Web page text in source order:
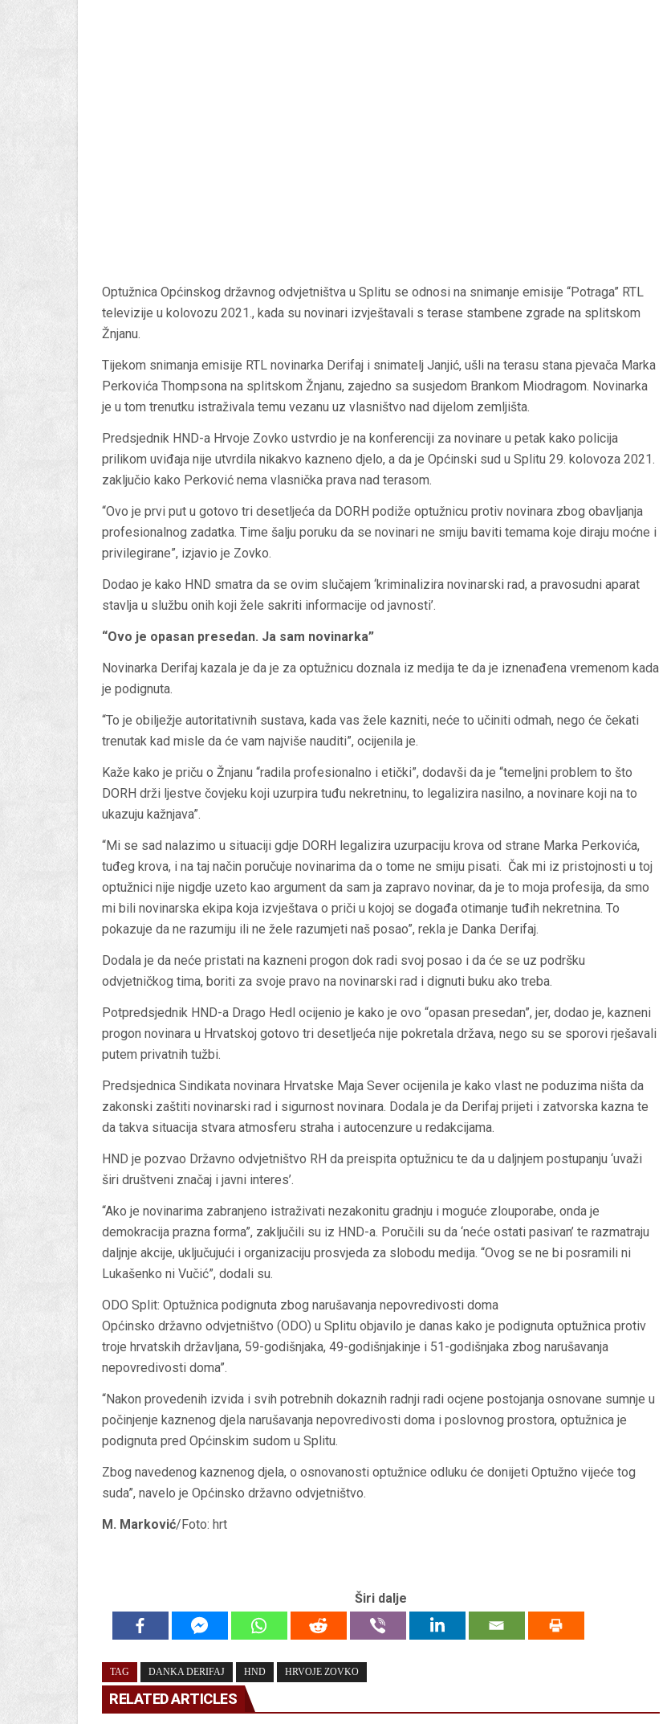
Optužnica Općinskog državnog odvjetništva u Splitu se odnosi na snimanje emisije “Potraga” RTL
televizije u kolovozu 2021., kada su novinari izvještavali s terase stambene zgrade na splitskom
Žnjanu.
Tijekom snimanja emisije RTL novinarka Derifaj i snimatelj Janjić, ušli na terasu stana pjevača Marka
Perkovića Thompsona na splitskom Žnjanu, zajedno sa susjedom Brankom Miodragom. Novinarka
je u tom trenutku istraživala temu vezanu uz vlasništvo nad dijelom zemljišta.
Predsjednik HND-a Hrvoje Zovko ustvrdio je na konferenciji za novinare u petak kako policija
prilikom uviđaja nije utvrdila nikakvo kazneno djelo, a da je Općinski sud u Splitu 29. kolovoza 2021.
zaključio kako Perković nema vlasnička prava nad terasom.
“Ovo je prvi put u gotovo tri desetljeća da DORH podiže optužnicu protiv novinara zbog obavljanja
profesionalnog zadatka. Time šalju poruku da se novinari ne smiju baviti temama koje diraju moćne i
privilegirane”, izjavio je Zovko.
Dodao je kako HND smatra da se ovim slučajem ‘kriminalizira novinarski rad, a pravosudni aparat
stavlja u službu onih koji žele sakriti informacije od javnosti’.
“Ovo je opasan presedan. Ja sam novinarka”
Novinarka Derifaj kazala je da je za optužnicu doznala iz medija te da je iznenađena vremenom kada
je podignuta.
“To je obilježje autoritativnih sustava, kada vas žele kazniti, neće to učiniti odmah, nego će čekati
trenutak kad misle da će vam najviše nauditi”, ocijenila je.
Kaže kako je priču o Žnjanu “radila profesionalno i etički”, dodavši da je “temeljni problem to što
DORH drži ljestve čovjeku koji uzurpira tuđu nekretninu, to legalizira nasilno, a novinare koji na to
ukazuju kažnjava”.
“Mi se sad nalazimo u situaciji gdje DORH legalizira uzurpaciju krova od strane Marka Perkovića,
tuđeg krova, i na taj način poručuje novinarima da o tome ne smiju pisati. Čak mi iz pristojnosti u toj
optužnici nije nigdje uzeto kao argument da sam ja zapravo novinar, da je to moja profesija, da smo
mi bili novinarska ekipa koja izvještava o priči u kojoj se događa otimanje tuđih nekretnina. To
pokazuje da ne razumiju ili ne žele razumjeti naš posao”, rekla je Danka Derifaj.
Dodala je da neće pristati na kazneni progon dok radi svoj posao i da će se uz podršku
odvjetničkog tima, boriti za svoje pravo na novinarski rad i dignuti buku ako treba.
Potpredsjednik HND-a Drago Hedl ocijenio je kako je ovo “opasan presedan”, jer, dodao je, kazneni
progon novinara u Hrvatskoj gotovo tri desetljeća nije pokretala država, nego su se sporovi rješavali
putem privatnih tužbi.
Predsjednica Sindikata novinara Hrvatske Maja Sever ocijenila je kako vlast ne poduzima ništa da
zakonski zaštiti novinarski rad i sigurnost novinara. Dodala je da Derifaj prijeti i zatvorska kazna te
da takva situacija stvara atmosferu straha i autocenzure u redakcijama.
HND je pozvao Državno odvjetništvo RH da preispita optužnicu te da u daljnjem postupanju ‘uvaži
širi društveni značaj i javni interes’.
“Ako je novinarima zabranjeno istraživati nezakonitu gradnju i moguće zlouporabe, onda je
demokracija prazna forma”, zaključili su iz HND-a. Poručili su da ‘neće ostati pasivan’ te razmatraju
daljnje akcije, uključujući i organizaciju prosvjeda za slobodu medija. “Ovog se ne bi posramili ni
Lukašenko ni Vučić”, dodali su.
ODO Split: Optužnica podignuta zbog narušavanja nepovredivosti doma
Općinsko državno odvjetništvo (ODO) u Splitu objavilo je danas kako je podignuta optužnica protiv
troje hrvatskih državljana, 59-godišnjaka, 49-godišnjakinje i 51-godišnjaka zbog narušavanja
nepovredivosti doma”.
“Nakon provedenih izvida i svih potrebnih dokaznih radnji radi ocjene postojanja osnovane sumnje u
počinjenje kaznenog djela narušavanja nepovredivosti doma i poslovnog prostora, optužnica je
podignuta pred Općinskim sudom u Splitu.
Zbog navedenog kaznenog djela, o osnovanosti optužnice odluku će donijeti Optužno vijeće tog
suda”, navelo je Općinsko državno odvjetništvo.
M. Marković/Foto: hrt
Širi dalje
TAG DANKA DERIFAJ HND HRVOJE ZOVKO
RELATED ARTICLES